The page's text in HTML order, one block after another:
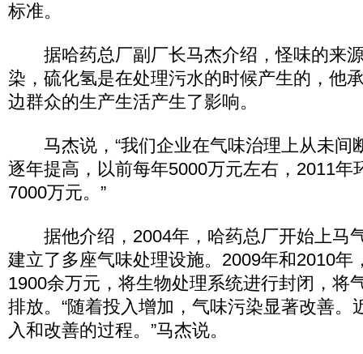
标准。
据哈药总厂副厂长马杰介绍，怪味的来
染，硫化氢是在处理污水的时候产生的，他
边群众的生产生活产生了影响。
马杰说，“我们企业在气味治理上从未间
逐年提高，以前每年5000万元左右，2011年
7000万元。”
据他介绍，2004年，哈药总厂开始上马
建立了多座气味处理设施。2009年和2010年
1900余万元，将生物处理系统进行封闭，将
排放。“随着投入增加，气味污染显著改善。
入和改善的过程。”马杰说。